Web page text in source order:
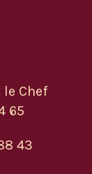
le Chef
65
43